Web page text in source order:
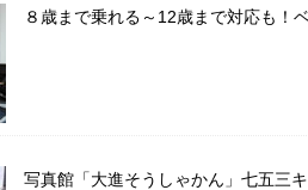
８歳まで乗れる～12歳まで対応も！
写真館「大進そうしゃかん」七五三